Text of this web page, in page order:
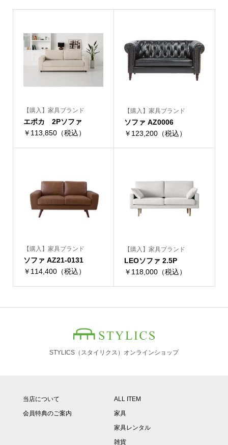
【購入】家具ブランド
エポカ 2Pソファ
￥113,850（税込）
【購入】家具ブランド
ソファ AZ0006
￥123,200（税込）
【購入】家具ブランド
ソファ AZ21-0131
￥114,400（税込）
【購入】家具ブランド
LEOソファ 2.5P
￥118,000（税込）
STYLICS（スタイリクス）オンラインショップ
当店について
会員特典のご案内
ALL ITEM
家具
家具レンタル
雑貨